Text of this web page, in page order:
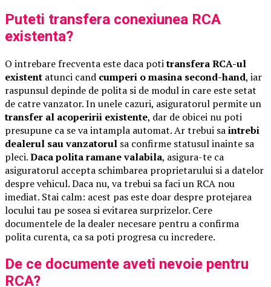
Puteti transfera conexiunea RCA
existenta?
O intrebare frecventa este daca potitransfera RCA-ul
existent atunci cand cumperi o masina second-hand, iar
raspunsul depinde de polita si de modul in care este setat
de catre vanzator. In unele cazuri, asiguratorul permite un
transfer al acoperirii existente, dar de obicei nu poti
presupune ca se va intampla automat. Ar trebui saintrebi
dealerul sau vanzatorul sa confirme statusul inainte sa
pleci.Daca polita ramane valabila, asigura-te ca
asiguratorul accepta schimbarea proprietarului si a datelor
despre vehicul. Daca nu, va trebui sa faci un RCA nou
imediat. Stai calm: acest pas este doar despre protejarea
locului tau pe sosea si evitarea surprizelor. Cere
documentele de la dealer necesare pentru a confirma
polita curenta, ca sa poti progresa cu incredere.
De ce documente aveti nevoie pentru
RCA?